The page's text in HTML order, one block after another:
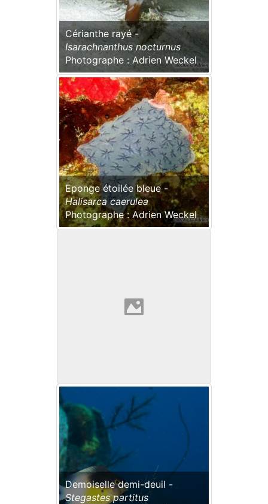
Cérianthe rayé -
Isarachnanthus nocturnus
Photographe : Adrien Weckel
Eponge étoilée bleue -
Halisarca caerulea
Photographe : Adrien Weckel
Demoiselle demi-deuil -
Stegastes partitus